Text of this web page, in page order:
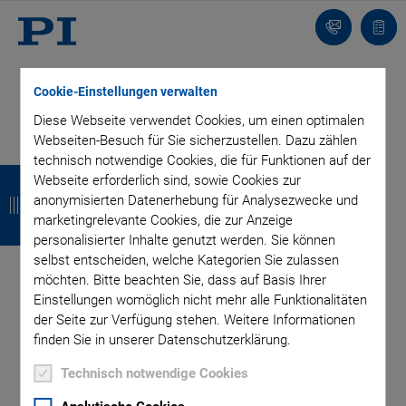
Cookie-Einstellungen verwalten
Diese Webseite verwendet Cookies, um einen optimalen
Webseiten-Besuch für Sie sicherzustellen. Dazu zählen
technisch notwendige Cookies, die für Funktionen auf der
Webseite erforderlich sind, sowie Cookies zur
anonymisierten Datenerhebung für Analysezwecke und
marketingrelevante Cookies, die zur Anzeige
personalisierter Inhalte genutzt werden. Sie können
selbst entscheiden, welche Kategorien Sie zulassen
möchten. Bitte beachten Sie, dass auf Basis Ihrer
Einstellungen womöglich nicht mehr alle Funktionalitäten
der Seite zur Verfügung stehen. Weitere Informationen
finden Sie in unserer Datenschutzerklärung.
Technisch notwendige Cookies
Kontakt
BLOG ABONNIEREN
Kategorien
Anwendung Astronomie
Unternehmen
Industrielle Automatisierung
Z
u
r
ü
c
k
Z
u
r
ü
c
k
Z
u
r
ü
c
k
Z
u
r
ü
c
k